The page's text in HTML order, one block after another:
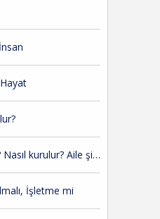
kurumsallaşma nasıl olmalı?
İşletme mi